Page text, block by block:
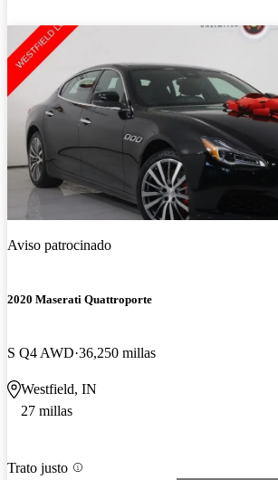
Aviso patrocinado
2020 Maserati Quattroporte
S Q4 AWD 36,250 millas
Westfield, IN
27 millas
Trato justo